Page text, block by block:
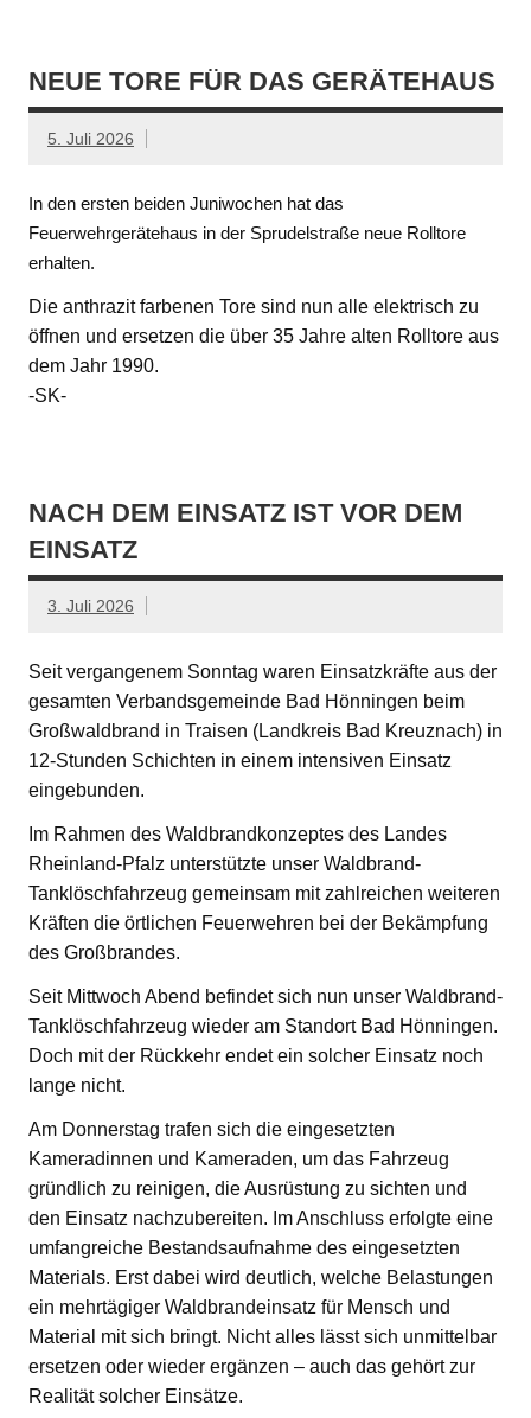
NEUE TORE FÜR DAS GERÄTEHAUS
5. Juli 2026
In den ersten beiden Juniwochen hat das
Feuerwehrgerätehaus in der Sprudelstraße neue Rolltore
erhalten.
Die anthrazit farbenen Tore sind nun alle elektrisch zu
öffnen und ersetzen die über 35 Jahre alten Rolltore aus
dem Jahr 1990.
-SK-
NACH DEM EINSATZ IST VOR DEM
EINSATZ
3. Juli 2026
Seit vergangenem Sonntag waren Einsatzkräfte aus der
gesamten Verbandsgemeinde Bad Hönningen beim
Großwaldbrand in Traisen (Landkreis Bad Kreuznach) in
12-Stunden Schichten in einem intensiven Einsatz
eingebunden.
Im Rahmen des Waldbrandkonzeptes des Landes
Rheinland-Pfalz unterstützte unser Waldbrand-
Tanklöschfahrzeug gemeinsam mit zahlreichen weiteren
Kräften die örtlichen Feuerwehren bei der Bekämpfung
des Großbrandes.
Seit Mittwoch Abend befindet sich nun unser Waldbrand-
Tanklöschfahrzeug wieder am Standort Bad Hönningen.
Doch mit der Rückkehr endet ein solcher Einsatz noch
lange nicht.
Am Donnerstag trafen sich die eingesetzten
Kameradinnen und Kameraden, um das Fahrzeug
gründlich zu reinigen, die Ausrüstung zu sichten und
den Einsatz nachzubereiten. Im Anschluss erfolgte eine
umfangreiche Bestandsaufnahme des eingesetzten
Materials. Erst dabei wird deutlich, welche Belastungen
ein mehrtägiger Waldbrandeinsatz für Mensch und
Material mit sich bringt. Nicht alles lässt sich unmittelbar
ersetzen oder wieder ergänzen – auch das gehört zur
Realität solcher Einsätze.